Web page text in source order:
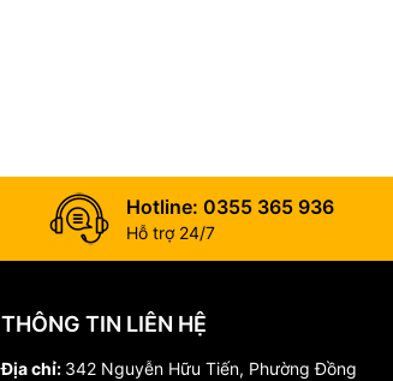
Hotline: 0355 365 936
Hỗ trợ 24/7
THÔNG TIN LIÊN HỆ
Địa chỉ: 342 Nguyễn Hữu Tiến, Phường Đồng